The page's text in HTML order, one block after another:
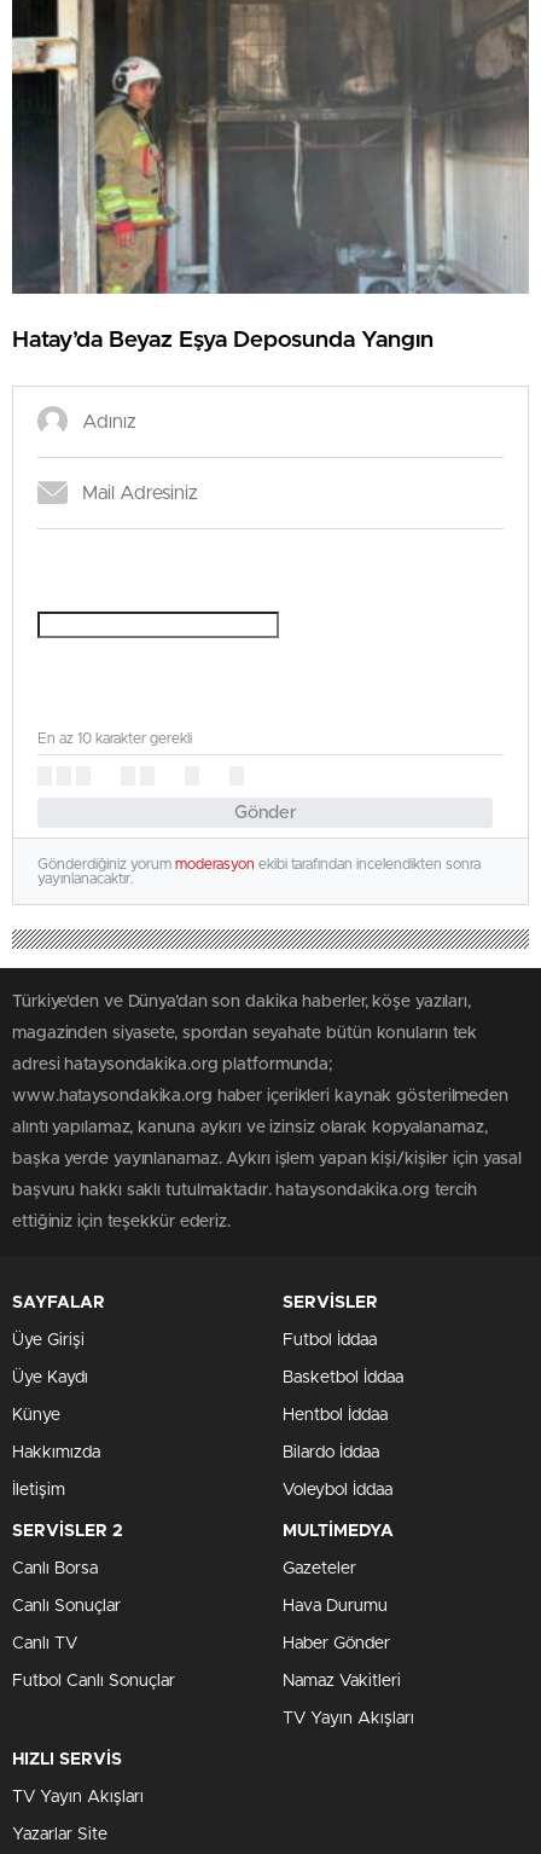
Hatay’da Beyaz Eşya Deposunda Yangın
Gönder
En az 10 karakter gerekli
Gönderdiğiniz yorum moderasyon ekibi tarafından incelendikten sonra
yayınlanacaktır.
Türkiye'den ve Dünya’dan son dakika haberler, köşe yazıları,
magazinden siyasete, spordan seyahate bütün konuların tek
adresi hataysondakika.org platformunda;
www.hataysondakika.org haber içerikleri kaynak gösterilmeden
alıntı yapılamaz, kanuna aykırı ve izinsiz olarak kopyalanamaz,
başka yerde yayınlanamaz. Aykırı işlem yapan kişi/kişiler için yasal
başvuru hakkı saklı tutulmaktadır. hataysondakika.org tercih
ettiğiniz için teşekkür ederiz.
SAYFALAR
Üye Girişi
Üye Kaydı
Künye
Hakkımızda
İletişim
SERVİSLER
Futbol İddaa
Basketbol İddaa
Hentbol İddaa
Bilardo İddaa
Voleybol İddaa
SERVİSLER 2
Canlı Borsa
Canlı Sonuçlar
Canlı TV
Futbol Canlı Sonuçlar
MULTİMEDYA
Gazeteler
Hava Durumu
Haber Gönder
Namaz Vakitleri
TV Yayın Akışları
HIZLI SERVİS
TV Yayın Akışları
Yazarlar Site